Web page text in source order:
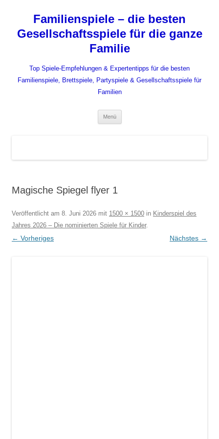
springenFamilienspiele – die besten
Gesellschaftsspiele für die ganze
Familie
Top Spiele-Empfehlungen & Expertentipps für die besten
Familienspiele, Brettspiele, Partyspiele & Gesellschaftsspiele für
Familien
Menü
Magische Spiegel flyer 1
Veröffentlicht am 8. Juni 2026 mit 1500 × 1500 in Kinderspiel des
Jahres 2026 – Die nominierten Spiele für Kinder.
← Vorheriges Nächstes →